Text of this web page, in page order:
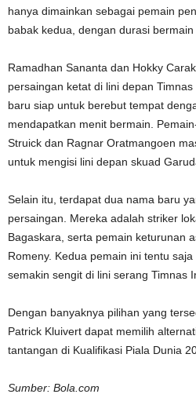
hanya dimainkan sebagai pemain
babak kedua, dengan durasi
Ramadhan Sananta dan Hokky
persaingan ketat di lini depan
baru siap untuk berebut tempat
mendapatkan menit bermain.
Struick dan Ragnar Oratmangoen
untuk mengisi lini depan skuad
Selain itu, terdapat dua nama baru
persaingan. Mereka adalah striker
Bagaskara, serta pemain keturunan
Romeny. Kedua pemain ini tentu
semakin sengit di lini serang Timnas
Dengan banyaknya pilihan yang
Patrick Kluivert dapat memilih
tantangan di Kualifikasi Piala Dunia
Sumber: Bola.com